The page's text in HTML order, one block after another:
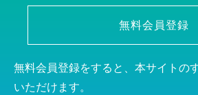
無料会員登録
無料会員登録をすると、本サイトの
いただけます。